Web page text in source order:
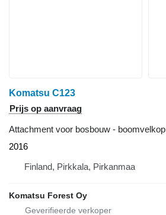
Komatsu C123
Prijs op aanvraag
Attachment voor bosbouw - boomvelkop
2016
Finland, Pirkkala, Pirkanmaa
Komatsu Forest Oy